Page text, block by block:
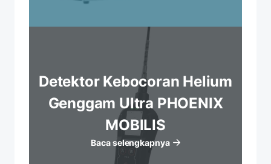
Detektor Kebocoran Helium
Genggam Ultra PHOENIX
MOBILIS
Baca selengkapnya